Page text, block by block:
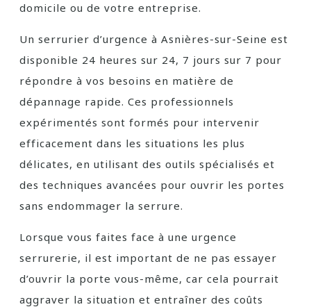
domicile ou de votre entreprise.
Un serrurier d’urgence à Asnières-sur-Seine est
disponible 24 heures sur 24, 7 jours sur 7 pour
répondre à vos besoins en matière de
dépannage rapide. Ces professionnels
expérimentés sont formés pour intervenir
efficacement dans les situations les plus
délicates, en utilisant des outils spécialisés et
des techniques avancées pour ouvrir les portes
sans endommager la serrure.
Lorsque vous faites face à une urgence
serrurerie, il est important de ne pas essayer
d’ouvrir la porte vous-même, car cela pourrait
aggraver la situation et entraîner des coûts